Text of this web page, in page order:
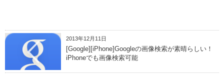
2013年12月11日
[Google][iPhone]Googleの画像検索が素晴らしい！
iPhoneでも画像検索可能